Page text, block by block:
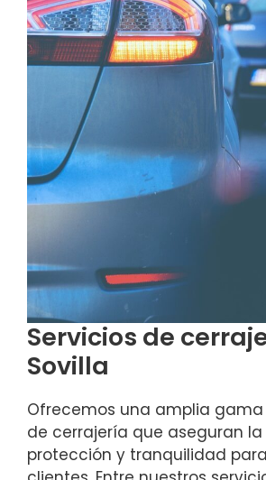
Servicios de
Sovilla
Ofrecemos una amplia gama
de cerrajería que aseguran
protección y tranquilidad